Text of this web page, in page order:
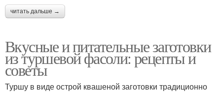
читать дальше →
Вкусные и питательные заготовки
из туршевой фасоли: рецепты и
советы
Туршу в виде острой квашеной заготовки традиционно